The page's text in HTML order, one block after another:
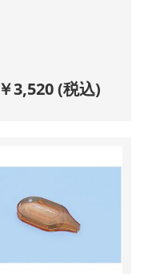
￥3,520(税込)